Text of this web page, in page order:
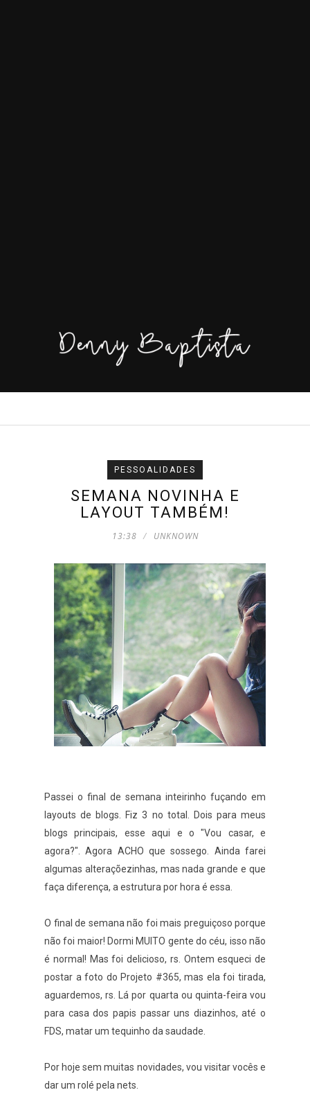
PESSOALIDADES
SEMANA NOVINHA E
LAYOUT TAMBÉM!
13:38 UNKNOWN
Passei o final de semana inteirinho fuçando em
layouts de blogs. Fiz 3 no total. Dois para meus
blogs principais, esse aqui e o "Vou casar, e
agora?". Agora ACHO que sossego. Ainda farei
algumas alteraçõezinhas, mas nada grande e que
faça diferença, a estrutura por hora é essa.
O final de semana não foi mais preguiçoso porque
não foi maior! Dormi MUITO gente do céu, isso não
é normal! Mas foi delicioso, rs. Ontem esqueci de
postar a foto do Projeto #365, mas ela foi tirada,
aguardemos, rs. Lá por quarta ou quinta-feira vou
para casa dos papis passar uns diazinhos, até o
FDS, matar um tequinho da saudade.
Por hoje sem muitas novidades, vou visitar vocês e
dar um rolé pela nets.